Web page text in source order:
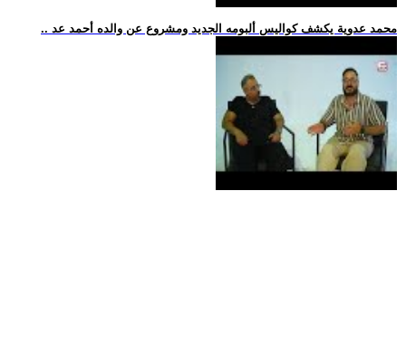
.. محمد عدوية يكشف كواليس ألبومه الجديد ومشروع عن والده أحمد عد